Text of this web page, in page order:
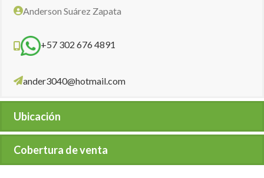
Anderson Suárez Zapata
+57 302 676 4891
ander3040@hotmail.com
Ubicación
Cobertura de venta